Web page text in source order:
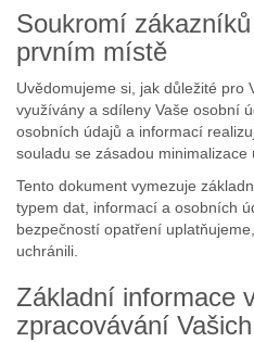
Soukromí
prvním místě
Uvědomujeme si, jak důležité pro
využívány a sdíleny Vaše osobní
osobních údajů a informací
souladu se zásadou minimalizace
Tento dokument vymezuje
typem dat, informací a osobních
bezpečností opatření
uchránili.
Základní informace
zpracovávání